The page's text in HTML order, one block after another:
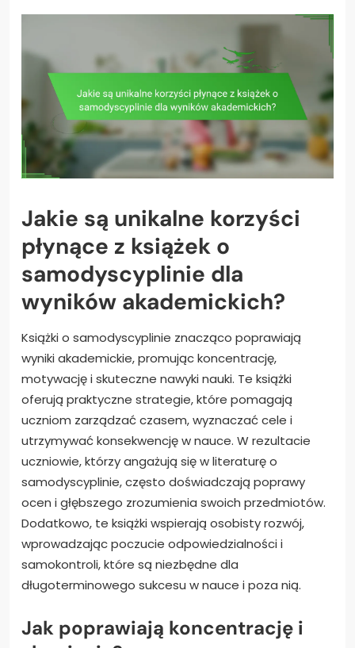
Jakie są unikalne korzyści
płynące z książek o
samodyscyplinie dla
wyników akademickich?
Książki o samodyscyplinie znacząco poprawiają
wyniki akademickie, promując koncentrację,
motywację i skuteczne nawyki nauki. Te książki
oferują praktyczne strategie, które pomagają
uczniom zarządzać czasem, wyznaczać cele i
utrzymywać konsekwencję w nauce. W rezultacie
uczniowie, którzy angażują się w literaturę o
samodyscyplinie, często doświadczają poprawy
ocen i głębszego zrozumienia swoich przedmiotów.
Dodatkowo, te książki wspierają osobisty rozwój,
wprowadzając poczucie odpowiedzialności i
samokontroli, które są niezbędne dla
długoterminowego sukcesu w nauce i poza nią.
Jak poprawiają koncentrację i